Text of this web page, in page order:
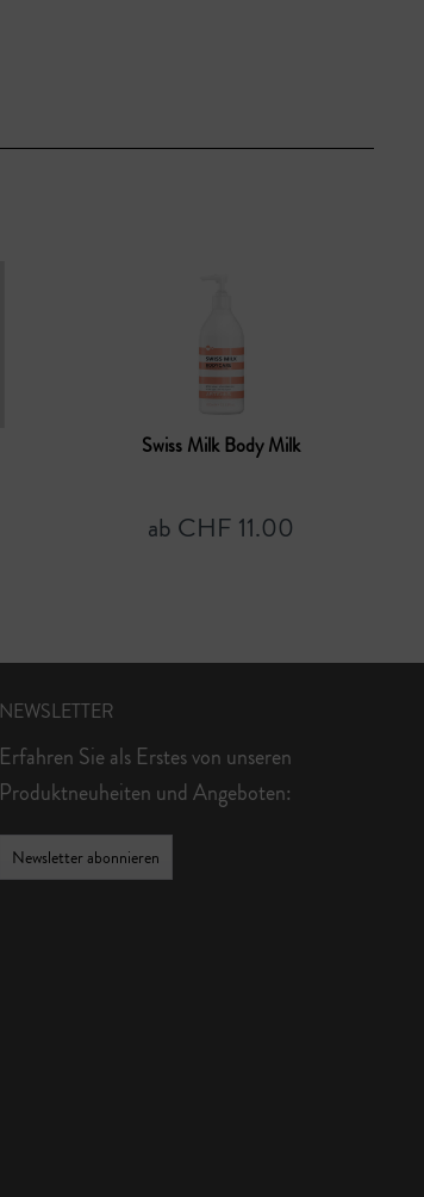
Swiss Milk Body Milk
ab CHF 11.00
NEWSLETTER
Erfahren Sie als Erstes von unseren
Produktneuheiten und Angeboten:
Newsletter abonnieren